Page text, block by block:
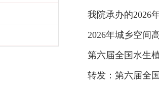
我院承办的2026
2026年城乡空间
第六届全国水生
转发：第六届全